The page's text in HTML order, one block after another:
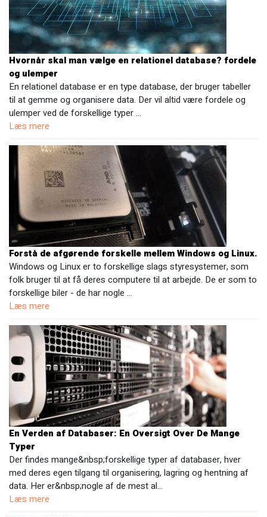
Hvornår skal man vælge en relationel database? fordele
og ulemper
En relationel database er en type database, der bruger tabeller
til at gemme og organisere data. Der vil altid være fordele og
ulemper ved de forskellige typer …
Læs mere
Forstå de afgørende forskelle mellem Windows og Linux.
Windows og Linux er to forskellige slags styresystemer, som
folk bruger til at få deres computere til at arbejde. De er som to
forskellige biler - de har nogle …
Læs mere
En Verden af Databaser: En Oversigt Over De Mange
Typer
Der findes mange&nbsp;forskellige typer af databaser, hver
med deres egen tilgang til organisering, lagring og hentning af
data. Her er&nbsp;nogle af de mest al…
Læs mere